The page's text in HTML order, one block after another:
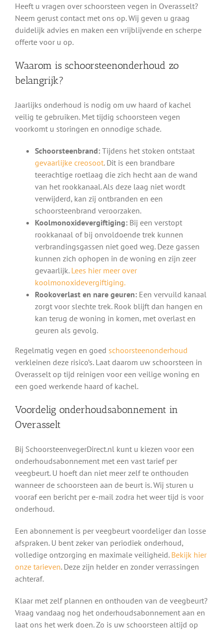
Heeft u vragen over schoorsteen vegen in Overasselt?
Neem gerust contact met ons op. Wij geven u graag
duidelijk advies en maken een vrijblijvende en scherpe
offerte voor u op.
Waarom is schoorsteenonderhoud zo
belangrijk?
Jaarlijks onderhoud is nodig om uw haard of kachel
veilig te gebruiken. Met tijdig schoorsteen vegen
voorkomt u storingen en onnodige schade.
Schoorsteenbrand:Tijdens het stoken ontstaat
gevaarlijke creosoot. Dit is een brandbare
teerachtige roetlaag die zich hecht aan de wand
van het rookkanaal. Als deze laag niet wordt
verwijderd, kan zij ontbranden en een
schoorsteenbrand veroorzaken.
Koolmonoxidevergiftiging:Bij een verstopt
rookkanaal of bij onvoldoende trek kunnen
verbrandingsgassen niet goed weg. Deze gassen
kunnen zich ophopen in de woning en zijn zeer
gevaarlijk. Lees hier meer over
koolmonoxidevergiftiging.
Rookoverlast en nare geuren:Een vervuild kanaal
zorgt voor slechte trek. Rook blijft dan hangen en
kan terug de woning in komen, met overlast en
geuren als gevolg.
Regelmatig vegen en goed schoorsteenonderhoud
verkleinen deze risico’s. Laat daarom uw schoorsteen in
Overasselt op tijd reinigen voor een veilige woning en
een goed werkende haard of kachel.
Voordelig onderhoudsabonnement in
Overasselt
Bij SchoorsteenvegerDirect.nl kunt u kiezen voor een
onderhoudsabonnement met een vast tarief per
veegbeurt. U hoeft dan niet meer zelf te onthouden
wanneer de schoorsteen aan de beurt is. Wij sturen u
vooraf een bericht per e-mail zodra het weer tijd is voor
onderhoud.
Een abonnement is per veegbeurt voordeliger dan losse
afspraken. U bent zeker van periodiek onderhoud,
volledige ontzorging en maximale veiligheid. Bekijk hier
onze tarieven. Deze zijn helder en zonder verrassingen
achteraf.
Klaar met zelf plannen en onthouden van de veegbeurt?
Vraag vandaag nog het onderhoudsabonnement aan en
laat ons het werk doen. Zo is uw schoorsteen altijd op